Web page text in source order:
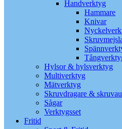
Handverktyg
Hammare
Knivar
Hylsor & hylsverktyg
Multiverktyg
Mätverktyg
Skruvdragare &
Sågar
Verktygsset
Fritid